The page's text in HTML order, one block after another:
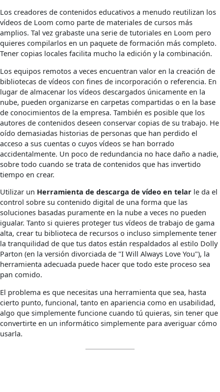
Los creadores de contenidos educativos a menudo reutilizan los
vídeos de Loom como parte de materiales de cursos más
amplios. Tal vez grabaste una serie de tutoriales en Loom pero
quieres compilarlos en un paquete de formación más completo.
Tener copias locales facilita mucho la edición y la combinación.
Los equipos remotos a veces encuentran valor en la creación de
bibliotecas de vídeos con fines de incorporación o referencia. En
lugar de almacenar los vídeos descargados únicamente en la
nube, pueden organizarse en carpetas compartidas o en la base
de conocimientos de la empresa. También es posible que los
autores de contenidos deseen conservar copias de su trabajo. He
oído demasiadas historias de personas que han perdido el
acceso a sus cuentas o cuyos vídeos se han borrado
accidentalmente. Un poco de redundancia no hace daño a nadie,
sobre todo cuando se trata de contenidos que has invertido
tiempo en crear.
Utilizar un Herramienta de descarga de vídeo en telar le da el
control sobre su contenido digital de una forma que las
soluciones basadas puramente en la nube a veces no pueden
igualar. Tanto si quieres proteger tus vídeos de trabajo de gama
alta, crear tu biblioteca de recursos o incluso simplemente tener
la tranquilidad de que tus datos están respaldados al estilo Dolly
Parton (en la versión divorciada de "I Will Always Love You"), la
herramienta adecuada puede hacer que todo este proceso sea
pan comido.
El problema es que necesitas una herramienta que sea, hasta
cierto punto, funcional, tanto en apariencia como en usabilidad,
algo que simplemente funcione cuando tú quieras, sin tener que
convertirte en un informático simplemente para averiguar cómo
usarla.